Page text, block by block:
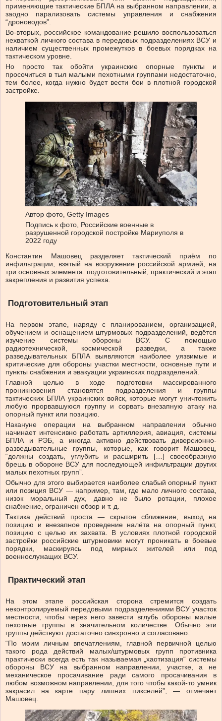
применяющие тактические БПЛА на выбранном направлении, а
заодно парализовать системы управления и снабжения
“дроноводов”.
Во-вторых, российское командование решило воспользоваться
нехваткой личного состава в передовых подразделениях ВСУ и
наличием существенных промежутков в боевых порядках на
тактическом уровне.
Но просто так обойти украинские опорные пункты и
просочиться в тыл малыми пехотными группами недостаточно,
тем более, когда нужно будет вести бои в плотной городской
застройке.
Автор фото, Getty Images
Подпись к фото, Российские военные в
разрушенной городской постройке Мариуполя в
2022 году
Константин Машовец разделяет тактический приём по
инфильтрации, взятый на вооружение российской армией, на
три основных элемента: подготовительный, практический и этап
закрепления и развития успеха.
Подготовительный этап
На первом этапе, наряду с планированием, организацией,
обучением и оснащением штурмовых подразделений, ведётся
изучение системы обороны ВСУ. С помощью
радиотехнической, космической разведки, а также
разведывательных БПЛА выявляются наиболее уязвимые и
критические для обороны участки местности, основные пути и
пункты снабжения и эвакуации украинских подразделений.
Главной целью в ходе подготовки массированного
проникновения становятся подразделения и группы
тактических БПЛА украинских войск, которые могут уничтожить
любую прорвавшуюся группу и сорвать внезапную атаку на
опорный пункт или позицию.
Накануне операции на выбранном направлении обычно
начинает интенсивно работать артиллерия, авиация, системы
БПЛА и РЭБ, а иногда активно действовать диверсионно-
разведывательные группы, которые, как говорит Машовец,
“должны создать, углубить и расширить […] своеобразную
брешь в обороне ВСУ для последующей инфильтрации других
малых пехотных групп”.
Обычно для этого выбирается наиболее слабый опорный пункт
или позиция ВСУ — например, там, где мало личного состава,
низок моральный дух, давно не было ротации, плохое
снабжение, ограничен обзор и т. д.
Тактика действий проста — скрытое сближение, выход на
позицию и внезапное проведение налёта на опорный пункт,
позицию с целью их захвата. В условиях плотной городской
застройки российские штурмовики могут проникать в боевые
порядки, маскируясь под мирных жителей или под
военнослужащих ВСУ.
Практический этап
На этом этапе российская сторона стремится создать
неконтролируемый передовыми подразделениями ВСУ участок
местности, чтобы через него завести вглубь обороны малые
пехотные группы в значительном количестве. Обычно эти
группы действуют достаточно синхронно и согласовано.
“По моим личным впечатлениям, главной первичной целью
такого рода действий малых/штурмовых групп противника
практически всегда есть так называемая „хаотизация“ системы
обороны ВСУ на выбранном направлении, участке, а не
механическое просачивание ради самого просачивания в
любом возможном направлении, для того чтобы какой-то умник
закрасил на карте пару лишних пикселей”, — отмечает
Машовец.